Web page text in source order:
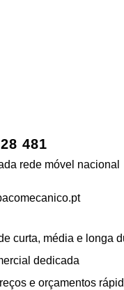
481
rede móvel nacional
curta, média e longa
dedicada
e orçamentos